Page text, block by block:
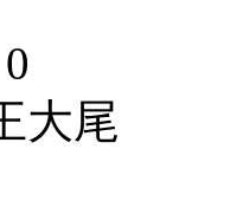
大尾